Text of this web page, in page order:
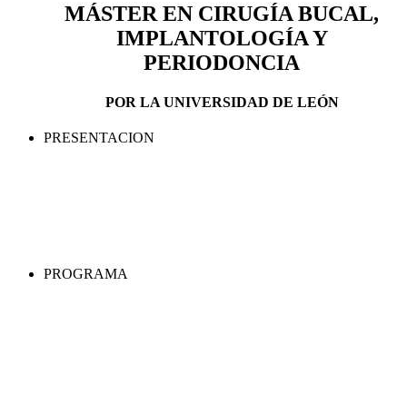
MÁSTER EN CIRUGÍA BUCAL,
IMPLANTOLOGÍA Y
PERIODONCIA
POR LA UNIVERSIDAD DE LEÓN
PRESENTACION
PROGRAMA